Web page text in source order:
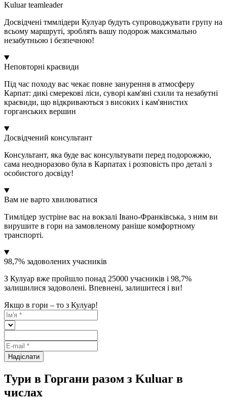
Kuluar teamleader
Досвідчені тммлідери Кулуар будуть супроводжувати групу на
всьому маршруті, зроблять вашу подорож максимально
незабутньою і безпечною!
Неповторні краєвиди
Під час походу вас чекає повне занурення в атмосферу
Карпат: дикі смерекові ліси, суворі кам'яні схили та незабутні
краєвиди, що відкриваються з високих і кам'янистих
горганських вершин
Досвідчений консультант
Консультант, яка буде вас консультувати перед подорожжю,
сама неодноразово була в Карпатах і розповість про деталі з
особистого досвіду!
Вам не варто хвилюватися
Тимлідер зустріне вас на вокзалі Івано-Франківська, з ним ви
вирушите в гори на замовленому раніше комфортному
транспорті.
98,7% задоволених учасників
З Кулуар вже пройшло понад 25000 учасників і 98,7%
залишилися задоволені. Впевнені, залишитеся і ви!
Якщо в гори – то з Кулуар!
Надіслати
Тури в Горгани разом з Kuluar в
числах